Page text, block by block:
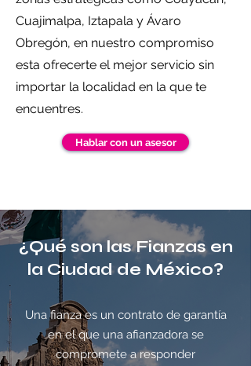
Cuajimalpa, Iztapala y Ávaro
Obregón, en nuestro compromiso
esta ofrecerte el mejor servicio sin
importar la localidad en la que te
encuentres.
Hablar con un asesor
¿Qué son las Fianzas en
la Ciudad de México?
Una fianza es un contrato de garantía
en el que una afianzadora se
compromete a responder